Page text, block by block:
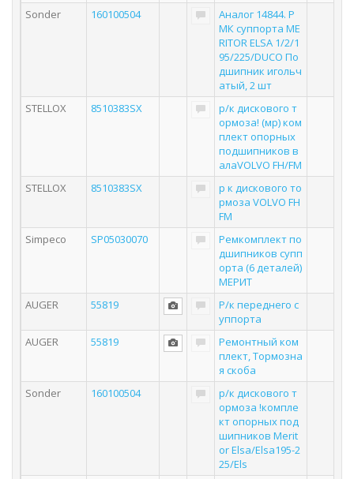
Sonder
160100504
Аналог 14844. Р
МК суппорта ME
RITOR ELSA 1/2/1
95/225/DUCO По
дшипник игольч
атый, 2 шт
STELLOX
8510383SX
р/к дискового т
ормоза! (мр) ком
плект опорных
подшипников в
алаVOLVO FH/FM
STELLOX
8510383SX
р к дискового то
рмоза VOLVO FH
FM
Simpeco
SP05030070
Ремкомплект по
дшипников супп
орта (6 деталей)
МЕРИТ
AUGER
55819
Р/к переднего с
уппорта
AUGER
55819
Ремонтный ком
плект, Тормозна
я скоба
Sonder
160100504
р/к диcкового т
ормоза !компле
кт опорных под
шипников Merit
or Elsa/Elsa195-2
25/Els